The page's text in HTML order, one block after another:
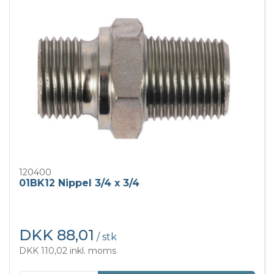
120400
01BK12 Nippel 3/4 x 3/4
DKK 88,01 / stk
DKK 110,02 inkl. moms